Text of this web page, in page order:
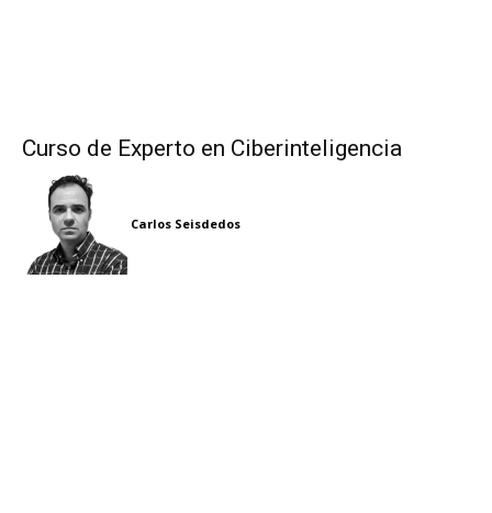
Curso de Experto en Ciberinteligencia
Carlos Seisdedos